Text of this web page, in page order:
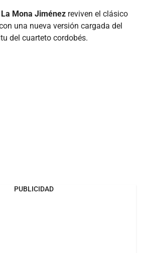
La Mona Jiménez reviven el clásico
una nueva versión cargada del
del cuarteto cordobés.
PUBLICIDAD